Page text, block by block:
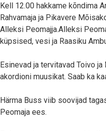
Kell 12.00 hakkame kõndima
Rahvamaja ja Pikavere
Alleksi Peomajja.Alleksi
küpsised, vesi ja Raasiku
Esinevad ja tervitavad Toivo
akordioni muusikat. Saab ka
Härma Buss viib soovijad
Peomaja ees.